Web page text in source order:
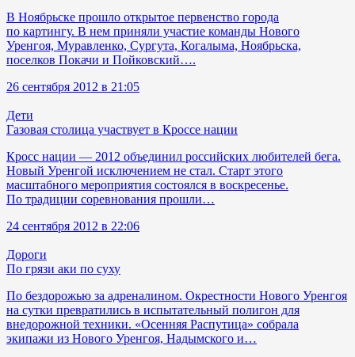
В Ноябрьске прошло открытое первенство города
по картингу. В нем приняли участие команды Нового
Уренгоя, Муравленко, Сургута, Когалыма, Ноябрьска,
поселков Покачи и Пойковский….
26 сентября 2012 в 21:05
Дети
Газовая столица участвует в Кроссе нации
Кросс нации — 2012 объединил российских любителей бега.
Новый Уренгой исключением не стал. Старт этого
масштабного мероприятия состоялся в воскресенье.
По традиции соревнования прошли…
24 сентября 2012 в 22:06
Дороги
По грязи аки по суху
По бездорожью за адреналином. Окрестности Нового Уренгоя
на сутки превратились в испытательный полигон для
внедорожной техники. «Осенняя Распутица» собрала
экипажи из Нового Уренгоя, Надымского и…